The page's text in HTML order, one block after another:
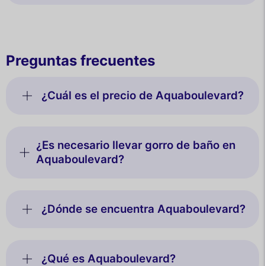
Preguntas frecuentes
¿Cuál es el precio de Aquaboulevard?
¿Es necesario llevar gorro de baño en
Aquaboulevard?
¿Dónde se encuentra Aquaboulevard?
¿Qué es Aquaboulevard?